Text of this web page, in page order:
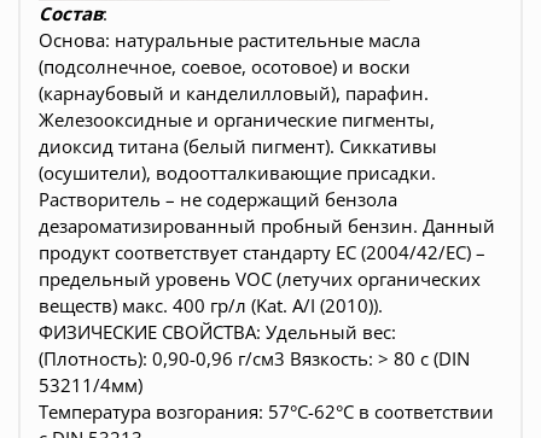
Состав:
Основа: натуральные растительные масла
(подсолнечное, соевое, осотовое) и воски
(карнаубовый и канделилловый), парафин.
Железооксидные и органические пигменты,
диоксид титана (белый пигмент). Сиккативы
(осушители), водоотталкивающие присадки.
Растворитель – не содержащий бензола
дезароматизированный пробный бензин. Данный
продукт соответствует стандарту ЕС (2004/42/ЕС) –
предельный уровень VOC (летучих органических
веществ) макс. 400 гр/л (Kat. A/I (2010)).
ФИЗИЧЕСКИЕ СВОЙСТВА: Удельный вес:
(Плотность): 0,90-0,96 г/см3 Вязкость: > 80 c (DIN
53211/4мм)
Температура возгорания: 57°C-62°C в соответствии